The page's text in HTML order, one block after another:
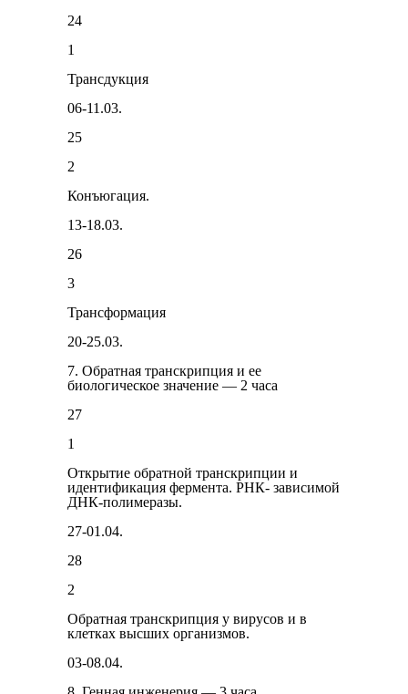
24
1
Трансдукция
06-11.03.
25
2
Конъюгация.
13-18.03.
26
3
Трансформация
20-25.03.
7. Обратная транскрипция и ее
биологическое значение — 2 часа
27
1
От­крытие обратной транскрипции и
идентификация фермента. РНК- зависимой
ДНК-полимеразы.
27-01.04.
28
2
Обратная транскрипция у вирусов и в
клетках высших организмов.
03-08.04.